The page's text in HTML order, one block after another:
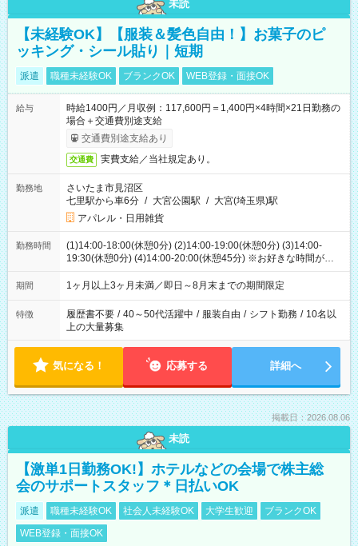
未読
【未経験OK】【服装＆髪色自由！】お菓子のピ
ッキング・シール貼り｜短期
派遣 職種未経験OK ブランクOK WEB登録・面接OK
給与
時給1400円／月収例：117,600円＝1,400円×4時間×21日勤務の
場合＋交通費別途支給
交通費別途支給あり
交通費 実費支給／当社規定あり。
勤務地
さいたま市見沼区
七里駅から車6分 / 大宮公園駅 / 大宮(埼玉県)駅
アパレル・日用雑貨
勤務時間
(1)14:00-18:00(休憩0分) (2)14:00-19:00(休憩0分) (3)14:00-
19:30(休憩0分) (4)14:00-20:00(休憩45分) ※お好きな時間が選べ
ます
期間 1ヶ月以上3ヶ月未満／即日～8月末までの期間限定
特徴 履歴書不要 / 40～50代活躍中 / 服装自由 / シフト勤務 / 10名以
上の大量募集
気になる！ 応募する 詳細へ
掲載日：2026.08.06
未読
【激単1日勤務OK!】ホテルなどの会場で株主総
会のサポートスタッフ＊日払いOK
派遣 職種未経験OK 社会人未経験OK 大学生歓迎
ブランクOK
WEB登録・面接OK